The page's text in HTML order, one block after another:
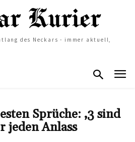
des Neckars - immer aktuell,
Sprüche: ‚3 sind
jeden Anlass